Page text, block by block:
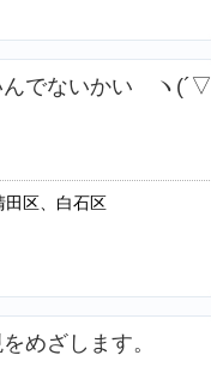
んでないかい ヽ(´▽
区、白石区
めざします。